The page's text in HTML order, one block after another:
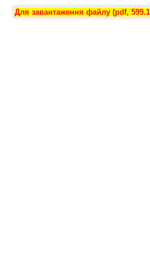
Для завантаження файлу (pdf,